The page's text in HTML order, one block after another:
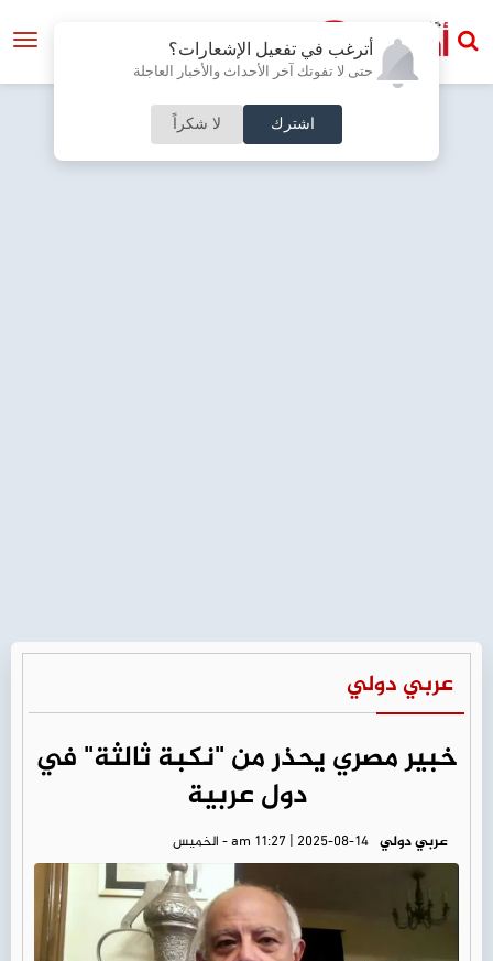
أترغب في تفعيل الإشعارات؟
حتى لا تفوتك آخر الأحداث والأخبار العاجلة
اشترك لا شكراً
عربي دولي
خبير مصري يحذر من "نكبة ثالثة" في
دول عربية
عربي دولي am 11:27 | 2025-08-14 - الخميس